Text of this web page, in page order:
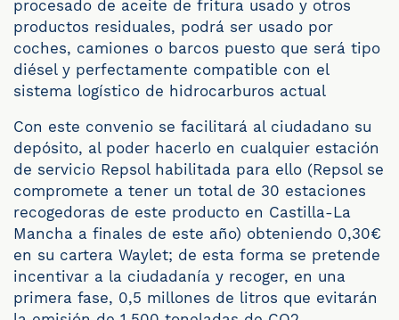
procesado de aceite de fritura usado y otros
productos residuales, podrá ser usado por
coches, camiones o barcos puesto que será tipo
diésel y perfectamente compatible con el
sistema logístico de hidrocarburos actual
Con este convenio se facilitará al ciudadano su
depósito, al poder hacerlo en cualquier estación
de servicio Repsol habilitada para ello (Repsol se
compromete a tener un total de 30 estaciones
recogedoras de este producto en Castilla-La
Mancha a finales de este año) obteniendo 0,30€
en su cartera Waylet; de esta forma se pretende
incentivar a la ciudadanía y recoger, en una
primera fase, 0,5 millones de litros que evitarán